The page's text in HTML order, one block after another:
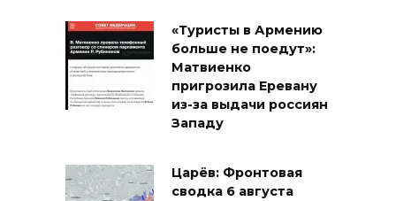
«Туристы в Армению
больше не поедут»:
Матвиенко
пригрозила Еревану
из-за выдачи россиян
Западу
Царёв: Фронтовая
сводка 6 августа